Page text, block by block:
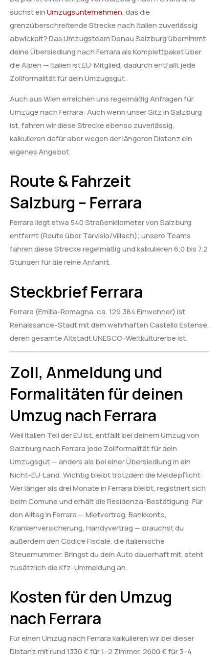
suchst einUmzugsunternehmen, das die
grenzüberschreitende Strecke nach Italien zuverlässig
abwickelt? Das Umzugsteam Donau Salzburg übernimmt
deine Übersiedlung nach Ferrara als Komplettpaket über
die Alpen — Italien ist EU-Mitglied, dadurch entfällt jede
Zollformalität für dein Umzugsgut.
Auch aus Wien erreichen uns regelmäßig Anfragen für
Umzüge nach Ferrara: Auch wenn unser Sitz in Salzburg
ist, fahren wir diese Strecke ebenso zuverlässig,
kalkulieren dafür aber wegen der längeren Distanz ein
eigenes Angebot.
Route & Fahrzeit
Salzburg – Ferrara
Ferrara liegt etwa 540 Straßenkilometer von Salzburg
entfernt (Route über Tarvisio/Villach); unsere Teams
fahren diese Strecke regelmäßig und kalkulieren 6,0 bis 7,2
Stunden für die reine Anfahrt.
Steckbrief Ferrara
Ferrara (Emilia-Romagna, ca. 129.384 Einwohner) ist
Renaissance-Stadt mit dem wehrhaften Castello Estense,
deren gesamte Altstadt UNESCO-Weltkulturerbe ist.
Zoll, Anmeldung und
Formalitäten für deinen
Umzug nach Ferrara
Weil Italien Teil der EU ist, entfällt bei deinem Umzug von
Salzburg nach Ferrara jede Zollformalität für dein
Umzugsgut — anders als bei einer Übersiedlung in ein
Nicht-EU-Land. Wichtig bleibt trotzdem die Meldepflicht:
Wer länger als drei Monate in Ferrara bleibt, registriert sich
beim Comune und erhält die Residenza-Bestätigung. Für
den Alltag in Ferrara — Mietvertrag, Bankkonto,
Krankenversicherung, Handyvertrag — brauchst du
außerdem den Codice Fiscale, die italienische
Steuernummer. Bringst du dein Auto dauerhaft mit, steht
zusätzlich die Kfz-Ummeldung an.
Kosten für den Umzug
nach Ferrara
Für einen Umzug nach Ferrara kalkulieren wir bei dieser
Distanz mit rund 1330 € für 1–2 Zimmer, 2600 € für 3–4